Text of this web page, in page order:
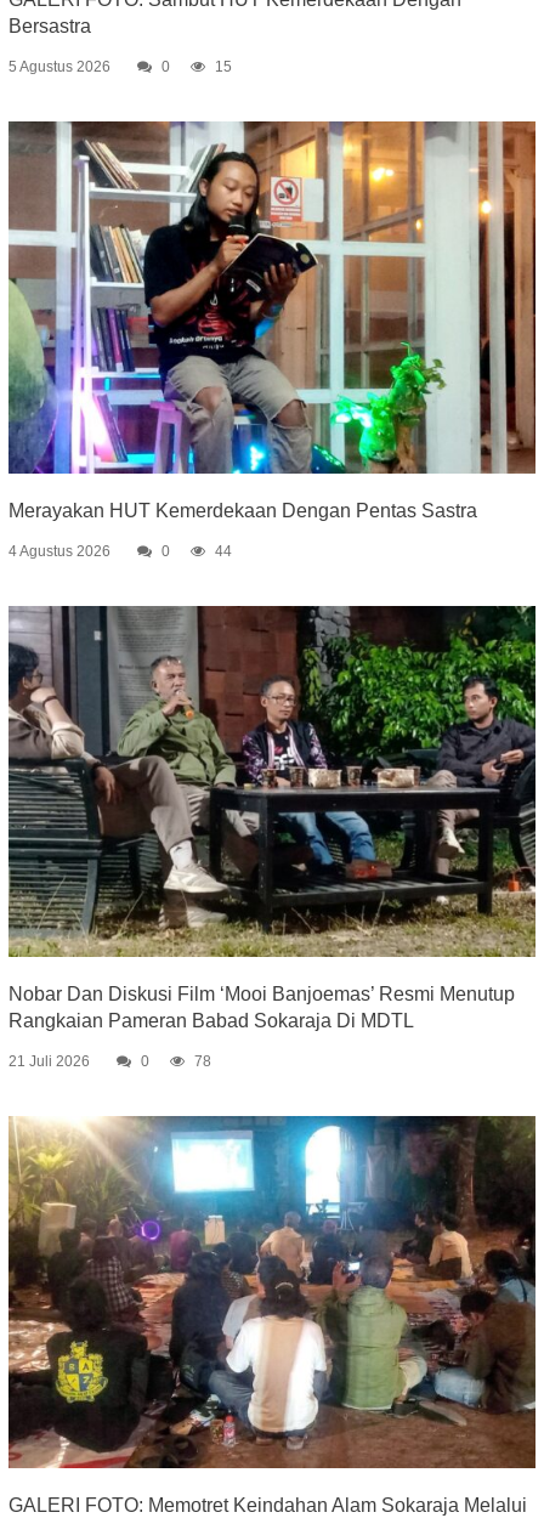
Bersastra
5 Agustus 2026 0 15
Merayakan HUT Kemerdekaan Dengan Pentas Sastra
4 Agustus 2026 0 44
Nobar Dan Diskusi Film ‘Mooi Banjoemas’ Resmi Menutup
Rangkaian Pameran Babad Sokaraja Di MDTL
21 Juli 2026 0 78
GALERI FOTO: Memotret Keindahan Alam Sokaraja Melalui